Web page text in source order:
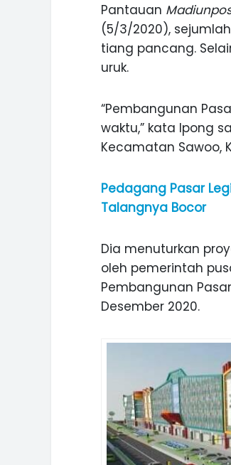
Pantauan
(5/3/2020),
tiang pancang.
uruk.
“Pembangunan
waktu,” kata Ipong
Kecamatan Sawoo,
Pedagang Pasar
Talangnya Bocor
Dia menuturkan
oleh pemerintah
Pembangunan
Desember 2020.
MANIS, LEGIT,
DURIAN